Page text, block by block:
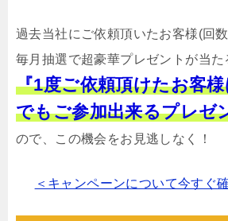
過去当社にご依頼頂いたお客様(回
毎月抽選で超豪華プレゼントが当た
『1度ご依頼頂けたお客
でもご参加出来るプレゼ
ので、この機会をお見逃しなく！
＜キャンペーンについて今すぐ